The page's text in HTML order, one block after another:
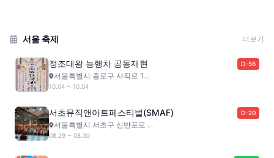
서울 축제 더보기
정조대왕 능행차 공동재현 D-56
서울특별시 종로구 사직로 1...
10.04 ~ 10.04
서초뮤직앤아트페스티벌(SMAF) D-20
서울특별시 서초구 신반포로 ...
08.29 ~ 08.30